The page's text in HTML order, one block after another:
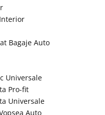
Bagaje Auto
Universale
Pro-fit
Universale
Auto